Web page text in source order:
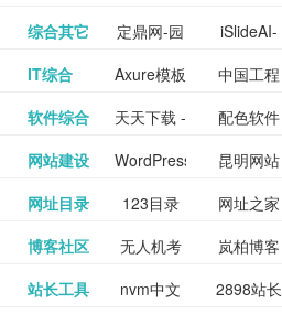
全 频
包括上映
影片的影
讯查询及
购票服
_www.sanmao.com.cn_
素材免费
图库
nas论
坛|nas1.cn|nas1|nas
流社区
文写作-AI
毕业设计-
PPT模板
生成
讯飞星火-
懂我的AI
助手
综合其它 定鼎网-园
林景观建
筑室内设
iSlideAI-
一键生成
PPT模板
九章开物
IT综合 Axure模板
网
中国工程
科技知识
中心
牛品汇
软件综合 天天下载 -
绿色精品
软件应用
配色软件
园
yx12345
下载站
网站建设 WordPress
主题模板
下载_爱主
昆明网站
建设
深圳网站
建设
网址目录 123目录
网
网址之家
易推分类
目录网
博客社区 无人机考
证资讯网
岚柏博客
精易论坛
站长工具 nvm中文 2898站长